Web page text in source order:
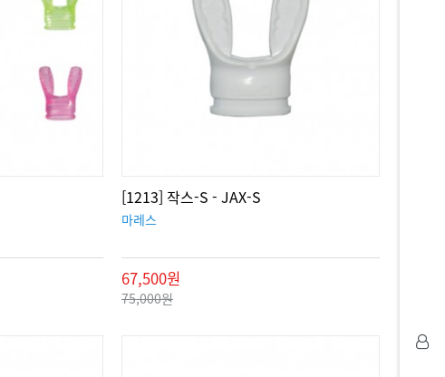
[1213] 작스-S - JAX-S
마레스
67,500원
75,000원